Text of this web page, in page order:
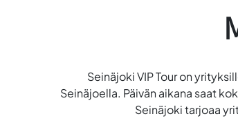
Seinäjoki VIP Tour on
Seinäjoella. Päivän aikana saat
Seinäjoki tarjoaa